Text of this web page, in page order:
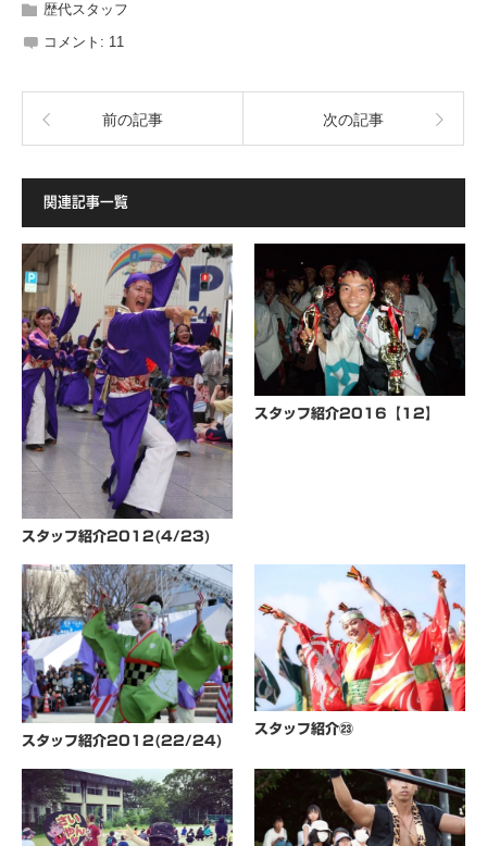
歴代スタッフ
コメント: 11
前の記事 次の記事
関連記事一覧
スタッフ紹介2012(4/23)
スタッフ紹介2016【12】
スタッフ紹介2012(22/24)
スタッフ紹介㉓